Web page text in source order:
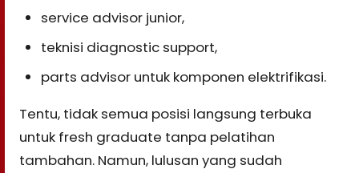
service advisor junior,
teknisi diagnostic support,
parts advisor untuk komponen elektrifikasi.
Tentu, tidak semua posisi langsung terbuka
untuk fresh graduate tanpa pelatihan
tambahan. Namun, lulusan yang sudah